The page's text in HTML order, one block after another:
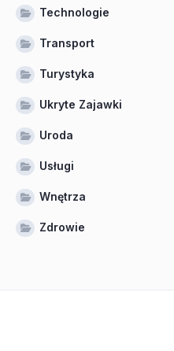
Technologie
Transport
Turystyka
Ukryte Zajawki
Uroda
Usługi
Wnętrza
Zdrowie